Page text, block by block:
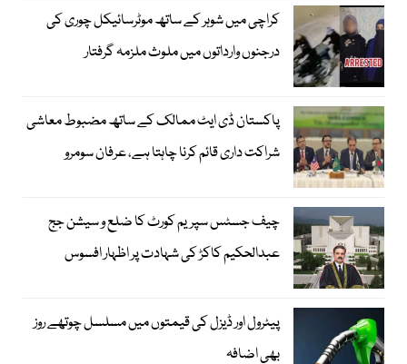
کراچی میں شوہر کے ساتھ موٹرسائیکل چوری کی
درجنوں وارداتوں میں ملوث ملزمہ گرفتار
پاکستان ڈی ایٹ ممالک کے ساتھ مضبوط معاشی
شراکت داری قائم کرنا چاہتا ہے، عرفان سومرو
چیف جسٹس سپریم کورٹ کا ضلع و سیشن جج
عبدالحکیم کاکڑ کی شہادت پر اظہار افسوس
پیٹرول اور ڈیزل کی قیمتوں میں مسلسل چوتھے روز
بھی اضافہ